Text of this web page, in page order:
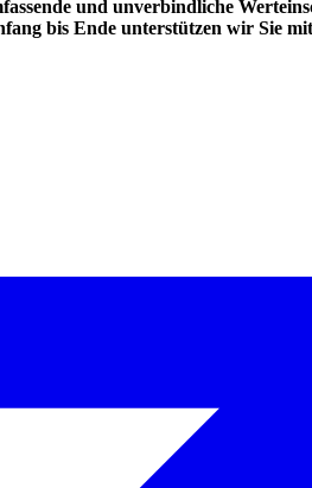
und unverbindliche
bis Ende unterstützen wir Sie